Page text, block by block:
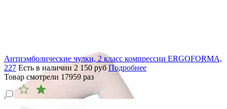
Антиэмболические чулки, 2 класс компрессии ERGOFORMA,
227 Есть в наличии 2 150 руб Подробнее
Товар смотрели 17959 раз